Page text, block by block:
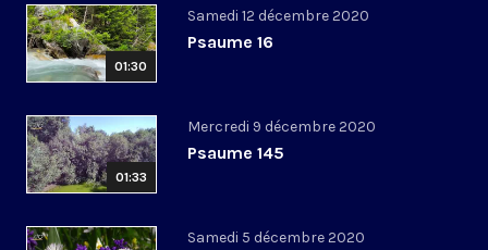
01:30
Samedi 12 décembre 2020
Psaume 16
01:33
Mercredi 9 décembre 2020
Psaume 145
Samedi 5 décembre 2020